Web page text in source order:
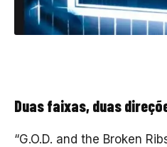
Duas faixas, duas
“G.O.D. and the Broken